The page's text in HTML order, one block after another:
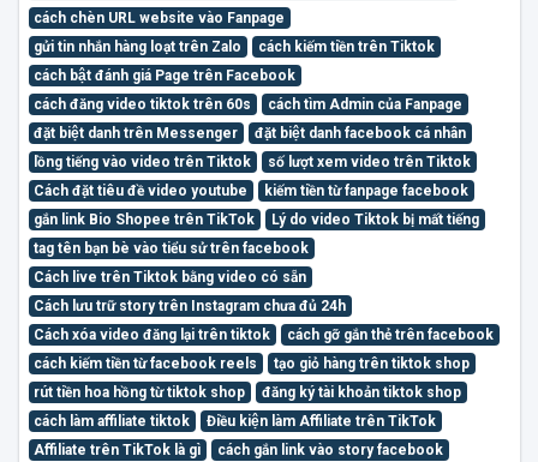
cách chèn URL website vào Fanpage
gửi tin nhắn hàng loạt trên Zalo
cách kiếm tiền trên Tiktok
cách bật đánh giá Page trên Facebook
cách đăng video tiktok trên 60s
cách tìm Admin của Fanpage
đặt biệt danh trên Messenger
đặt biệt danh facebook cá nhân
lồng tiếng vào video trên Tiktok
số lượt xem video trên Tiktok
Cách đặt tiêu đề video youtube
kiếm tiền từ fanpage facebook
gắn link Bio Shopee trên TikTok
Lý do video Tiktok bị mất tiếng
tag tên bạn bè vào tiểu sử trên facebook
Cách live trên Tiktok bằng video có sẵn
Cách lưu trữ story trên Instagram chưa đủ 24h
Cách xóa video đăng lại trên tiktok
cách gỡ gắn thẻ trên facebook
cách kiếm tiền từ facebook reels
tạo giỏ hàng trên tiktok shop
rút tiền hoa hồng từ tiktok shop
đăng ký tài khoản tiktok shop
cách làm affiliate tiktok
Điều kiện làm Affiliate trên TikTok
Affiliate trên TikTok là gì
cách gắn link vào story facebook